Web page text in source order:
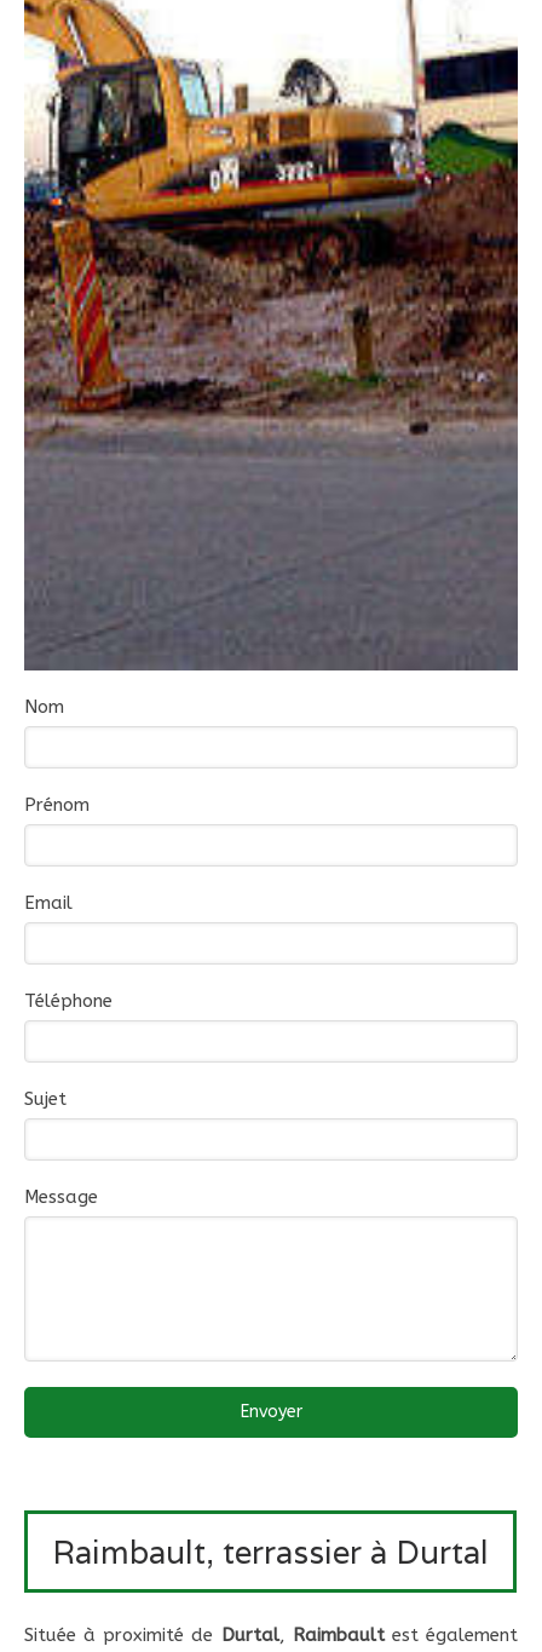
Nom
Prénom
Email
Téléphone
Sujet
Message
Envoyer
Raimbault, terrassier à Durtal
Située à proximité de Durtal, Raimbaultest également